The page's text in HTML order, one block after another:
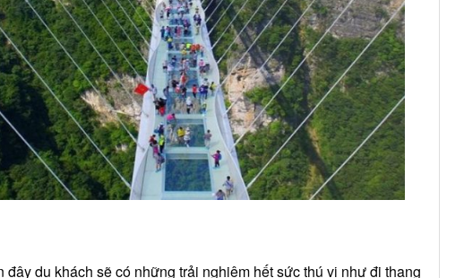
du khách sẽ có những trải nghiệm hết sức thú vị như đi thang